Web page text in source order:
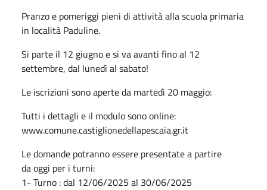
Pranzo e pomeriggi pieni di attività alla scuola primaria
in località Paduline.
Si parte il 12 giugno e si va avanti fino al 12
settembre, dal lunedì al sabato!
Le iscrizioni sono aperte da martedì 20 maggio:
Tutti i dettagli e il modulo sono online:
www.comune.castiglionedellapescaia.gr.it
Le domande potranno essere presentate a partire
daoggi per i turni:
1- Turno : dal 12/06/2025 al 30/06/2025